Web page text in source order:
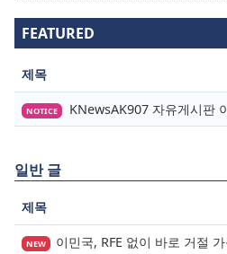
FEATURED
제목
NOTICE KNewsAK907 자유게시판
일반 글
제목
NEW 이민국, RFE 없이 바로 거절 가능… “처음 제출이 마지막 기회” 시